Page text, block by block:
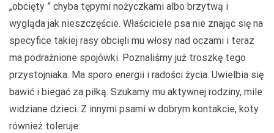
„obcięty ” chyba tępymi nożyczkami albo brzytwą i
wygląda jak nieszczęście. Właściciele psa nie znając się na
specyfice takiej rasy obcięli mu włosy nad oczami i teraz
ma podrażnione spojówki. Poznaliśmy już troszkę tego
przystojniaka. Ma sporo energii i radości życia. Uwielbia się
bawić i biegać za piłką. Szukamy mu aktywnej rodziny, mile
widziane dzieci. Z innymi psami w dobrym kontakcie, koty
również toleruje.